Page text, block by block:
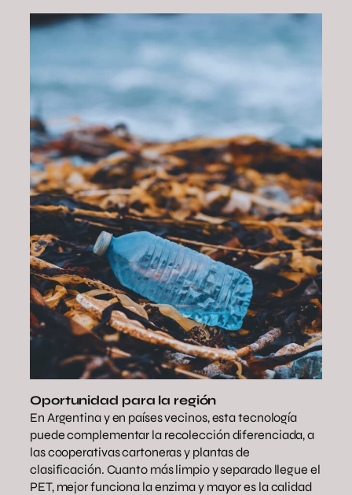
Oportunidad para la región
En Argentina y en países vecinos, esta tecnología
puede complementar la recolección diferenciada, a
las cooperativas cartoneras y plantas de
clasificación. Cuanto más limpio y separado llegue el
PET, mejor funciona la enzima y mayor es la calidad